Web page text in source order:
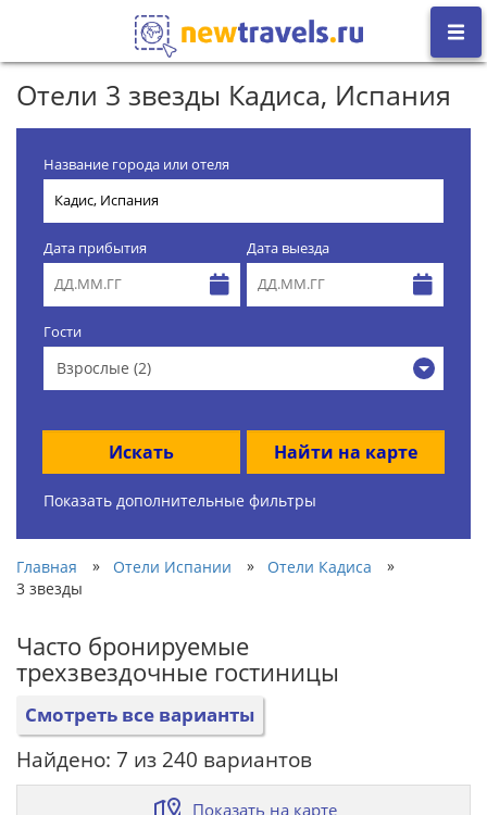
Отели 3 звезды Кадиса, Испания
Название города или отеля
Дата прибытия Дата выезда
Гости
Взрослые (2)
Искать Найти на карте
Показать дополнительные фильтры
Главная » Отели Испании » Отели Кадиса
»
3 звезды
Часто бронируемые
трехзвездочные гостиницы
Смотреть все варианты
Найдено: 7 из 240 вариантов
Показать на карте